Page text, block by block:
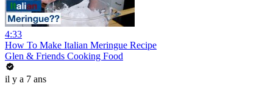
4:33
How To Make Italian Meringue Recipe
Glen & Friends Cooking Food
il y a 7 ans